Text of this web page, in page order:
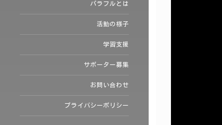
パラフルとは
活動の様子
学習支援
サポーター募集
お問い合わせ
プライバシーポリシー